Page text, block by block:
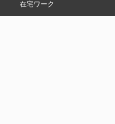
在宅ワーク